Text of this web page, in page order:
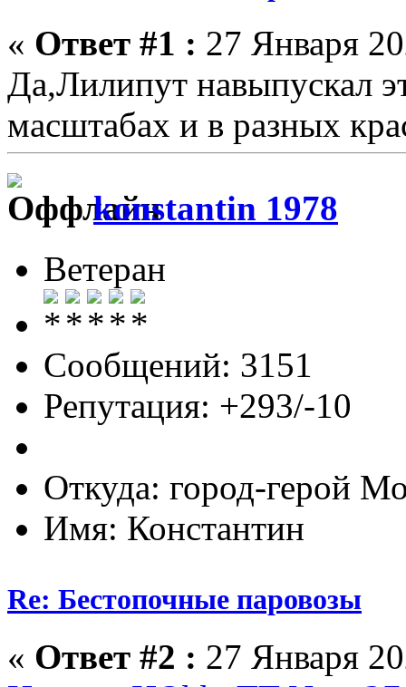
« Ответ #1 : 27 Января
Да,Лилипут навыпускал
масштабах и в разных
konstantin 1978
Ветеран
Сообщений: 3151
Репутация: +293/-10
Откуда: город-герой
Имя: Константин
Re: Бестопочные паровозы
« Ответ #2 : 27 Января